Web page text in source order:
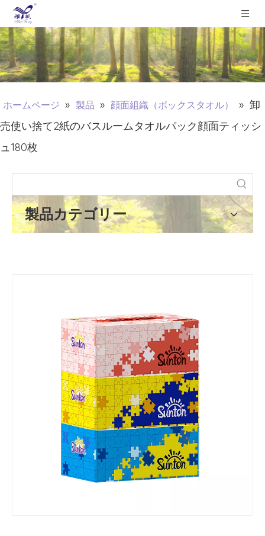
ホームページ » 製品 » 顔面組織（ボックスタオル） » 卸
売使い捨て2紙のバスルームタオルパック顔面ティッシ
ュ180枚
製品カテゴリー